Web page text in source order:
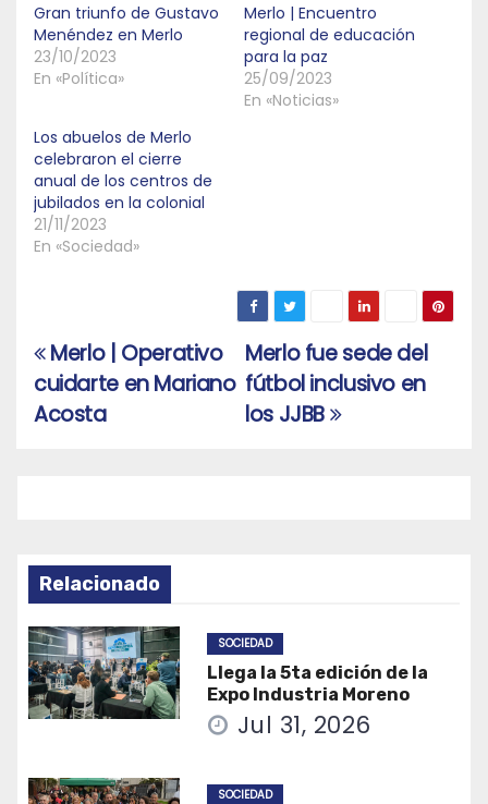
Gran triunfo de Gustavo
Menéndez en Merlo
23/10/2023
En «Política»
Merlo | Encuentro
regional de educación
para la paz
25/09/2023
En «Noticias»
Los abuelos de Merlo
celebraron el cierre
anual de los centros de
jubilados en la colonial
21/11/2023
En «Sociedad»
Navegación
de
Merlo fue sede del
fútbol inclusivo en
los JJBB
Merlo | Operativo
cuidarte en Mariano
Acosta
Relacionado
SOCIEDAD
Llega la 5ta edición de la
Expo Industria Moreno
Jul 31, 2026
SOCIEDAD